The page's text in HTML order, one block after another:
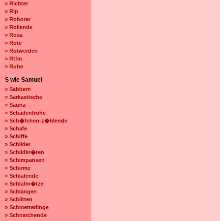
» Richter
» Rip
» Roboter
» Rollende
» Rosa
» Rote
» Rotwerden
» Rtfm
» Ruhe
S wie Samuel
» Sabbern
» Sarkastische
» Sauna
» Schadenfrohe
» Sch�fchen-z�hlende
» Schafe
» Schiffe
» Schilder
» Schildkr�ten
» Schimpansen
» Schirme
» Schlafende
» Schlafm�tze
» Schlangen
» Schlitten
» Schmetterlinge
» Schnarchende